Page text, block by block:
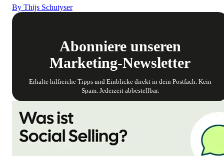
By Thijs Schutyser
Abonniere unseren
Marketing-Newsletter
Erhalte hilfreiche Tipps und Einblicke direkt in dein Postfach. Kein
Spam. Jederzeit abbestellbar.